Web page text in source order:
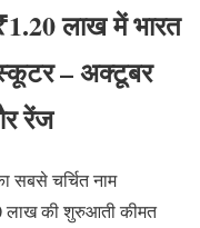
लाख में भारत
– अक्टूबर
रेंज
सबसे चर्चित नाम
लाख की शुरुआती कीमत